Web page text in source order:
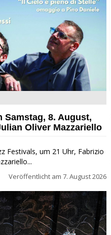
Mazzariello zu Gast beim
Samstag, 8. August,
Oliver Mazzariello
Festivals, um 21 Uhr, Fabrizio
Veröffentlicht am 7. August 2026